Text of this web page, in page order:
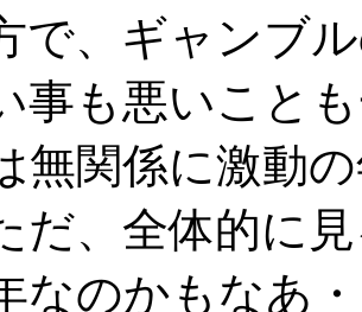
で、ギャンブ
事も悪いこと
無関係に激動
、全体的に
なのかもなあ